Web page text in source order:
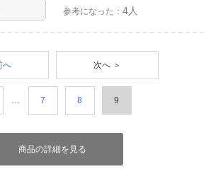
参考になった：4人
へ 次へ ＞
… 7 8 9
商品の詳細を見る